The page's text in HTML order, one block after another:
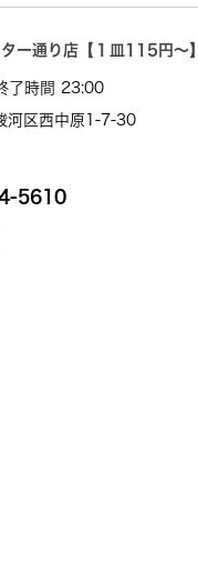
ー通り店【１皿115円～】
了時間 23:00
河区西中原1-7-30
5610